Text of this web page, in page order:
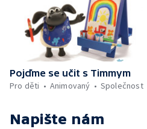
Pojďme se učit s Timmym
Pro děti
Animovaný Společnost
Napište nám